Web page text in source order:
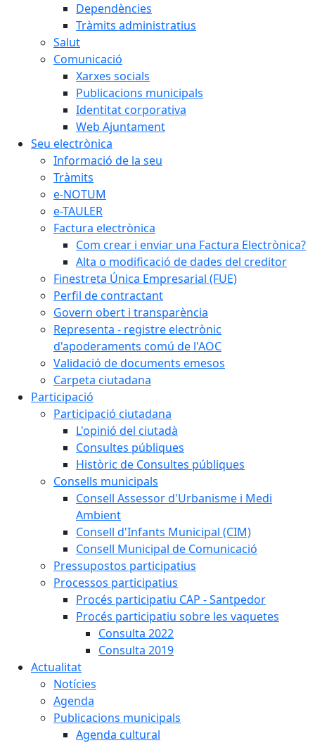
Dependències
Tràmits administratius
Salut
Comunicació
Xarxes socials
Publicacions municipals
Identitat corporativa
Web Ajuntament
Seu electrònica
Informació de la seu
Tràmits
e-NOTUM
e-TAULER
Factura electrònica
Com crear i enviar una Factura Electrònica?
Alta o modificació de dades del creditor
Finestreta Única Empresarial (FUE)
Perfil de contractant
Govern obert i transparència
Representa - registre electrònic
d'apoderaments comú de l'AOC
Validació de documents emesos
Carpeta ciutadana
Participació
Participació ciutadana
L'opinió del ciutadà
Consultes públiques
Històric de Consultes públiques
Consells municipals
Consell Assessor d'Urbanisme i Medi
Ambient
Consell d'Infants Municipal (CIM)
Consell Municipal de Comunicació
Pressupostos participatius
Processos participatius
Procés participatiu CAP - Santpedor
Procés participatiu sobre les vaquetes
Consulta 2022
Consulta 2019
Actualitat
Notícies
Agenda
Publicacions municipals
Agenda cultural